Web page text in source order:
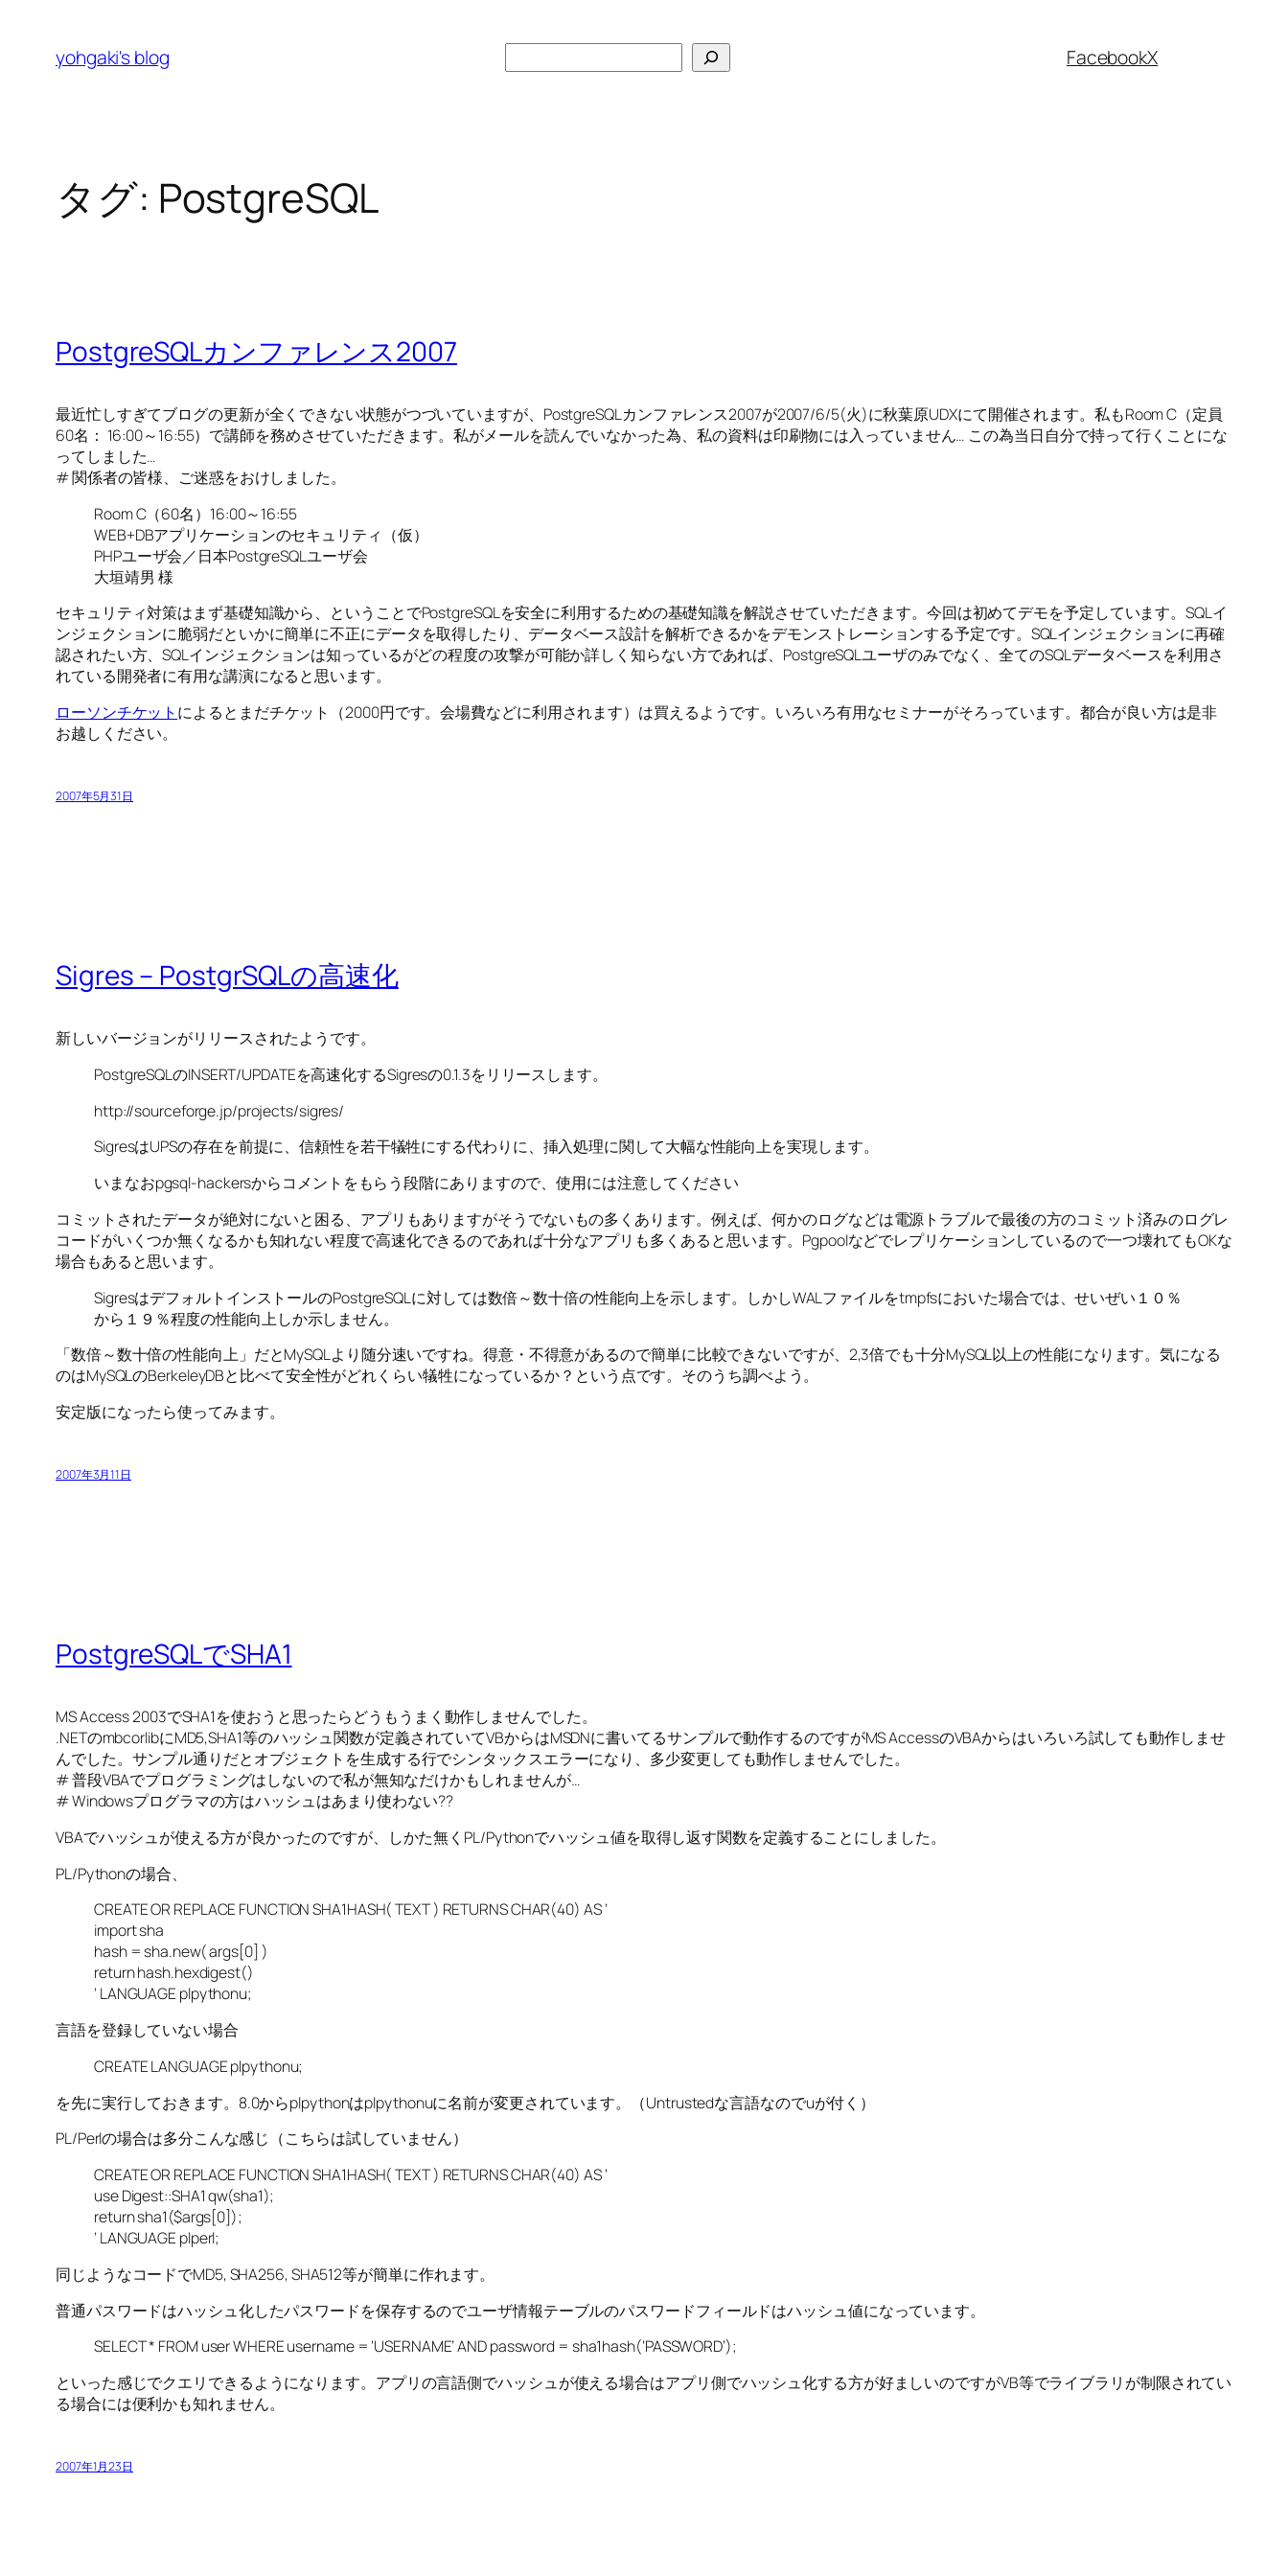
yohgaki's blog
索
FacebookX
タグ: PostgreSQL
PostgreSQLカンファレンス2007
最近忙しすぎてブログの更新が全くできない状態がつづいていますが、PostgreSQLカンファレンス2007が2007/6/5(火)に秋葉原UDXにて開催されます。私もRoom C（定員
60名： 16:00～16:55）で講師を務めさせていただきます。私がメールを読んでいなかった為、私の資料は印刷物には入っていません… この為当日自分で持って行くことにな
ってしました…
# 関係者の皆様、ご迷惑をおけしました。
Room C（60名）16:00～16:55
WEB+DBアプリケーションのセキュリティ（仮）
PHPユーザ会／日本PostgreSQLユーザ会
大垣靖男 様
セキュリティ対策はまず基礎知識から、ということでPostgreSQLを安全に利用するための基礎知識を解説させていただきます。今回は初めてデモを予定しています。SQLイ
ンジェクションに脆弱だといかに簡単に不正にデータを取得したり、データベース設計を解析できるかをデモンストレーションする予定です。SQLインジェクションに再確
認されたい方、SQLインジェクションは知っているがどの程度の攻撃が可能か詳しく知らない方であれば、PostgreSQLユーザのみでなく、全てのSQLデータベースを利用さ
れている開発者に有用な講演になると思います。
ローソンチケット によるとまだチケット（2000円です。会場費などに利用されます）は買えるようです。いろいろ有用なセミナーがそろっています。都合が良い方は是非
お越しください。
2007年5月31日
Sigres – PostgrSQLの高速化
新しいバージョンがリリースされたようです。
PostgreSQLのINSERT/UPDATEを高速化するSigresの0.1.3をリリースします。
http://sourceforge.jp/projects/sigres/
SigresはUPSの存在を前提に、信頼性を若干犠牲にする代わりに、挿入処理に関して大幅な性能向上を実現します。
いまなおpgsql-hackersからコメントをもらう段階にありますので、使用には注意してください
コミットされたデータが絶対にないと困る、アプリもありますがそうでないもの多くあります。例えば、何かのログなどは電源トラブルで最後の方のコミット済みのログレ
コードがいくつか無くなるかも知れない程度で高速化できるのであれば十分なアプリも多くあると思います。Pgpoolなどでレプリケーションしているので一つ壊れてもOKな
場合もあると思います。
SigresはデフォルトインストールのPostgreSQLに対しては数倍～数十倍の性能向上を示します。しかしWALファイルをtmpfsにおいた場合では、せいぜい１０％
から１９％程度の性能向上しか示しません。
「数倍～数十倍の性能向上」だとMySQLより随分速いですね。得意・不得意があるので簡単に比較できないですが、2,3倍でも十分MySQL以上の性能になります。気になる
のはMySQLのBerkeleyDBと比べて安全性がどれくらい犠牲になっているか？という点です。そのうち調べよう。
安定版になったら使ってみます。
2007年3月11日
PostgreSQLでSHA1
MS Access 2003でSHA1を使おうと思ったらどうもうまく動作しませんでした。
.NETのmbcorlibにMD5,SHA1等のハッシュ関数が定義されていてVBからはMSDNに書いてるサンプルで動作するのですがMS AccessのVBAからはいろいろ試しても動作しませ
んでした。サンプル通りだとオブジェクトを生成する行でシンタックスエラーになり、多少変更しても動作しませんでした。
# 普段VBAでプログラミングはしないので私が無知なだけかもしれませんが…
# Windowsプログラマの方はハッシュはあまり使わない??
VBAでハッシュが使える方が良かったのですが、しかた無くPL/Pythonでハッシュ値を取得し返す関数を定義することにしました。
PL/Pythonの場合、
CREATE OR REPLACE FUNCTION SHA1HASH( TEXT ) RETURNS CHAR(40) AS ‘
import sha
hash = sha.new( args[0] )
return hash.hexdigest()
‘ LANGUAGE plpythonu;
言語を登録していない場合
CREATE LANGUAGE plpythonu;
を先に実行しておきます。8.0からplpythonはplpythonuに名前が変更されています。（Untrustedな言語なのでuが付く）
PL/Perlの場合は多分こんな感じ（こちらは試していません）
CREATE OR REPLACE FUNCTION SHA1HASH( TEXT ) RETURNS CHAR(40) AS ‘
use Digest::SHA1 qw(sha1);
return sha1($args[0]);
‘ LANGUAGE plperl;
同じようなコードでMD5, SHA256, SHA512等が簡単に作れます。
普通パスワードはハッシュ化したパスワードを保存するのでユーザ情報テーブルのパスワードフィールドはハッシュ値になっています。
SELECT * FROM user WHERE username = ‘USERNAME’ AND password = sha1hash(‘PASSWORD’);
といった感じでクエリできるようになります。アプリの言語側でハッシュが使える場合はアプリ側でハッシュ化する方が好ましいのですがVB等でライブラリが制限されてい
る場合には便利かも知れません。
2007年1月23日